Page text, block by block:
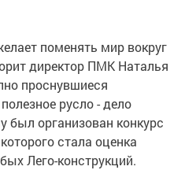
поменять мир вокруг
директор ПМК Наталья
проснувшиеся
русло - дело
был организован конкурс
стала оценка
Лего-конструкций.